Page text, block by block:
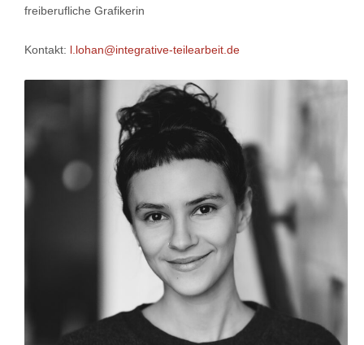
freiberufliche Grafikerin
Kontakt: l.lohan@integrative-teilearbeit.de